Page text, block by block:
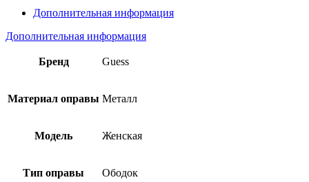
Дополнительная информация
Дополнительная информация
Бренд Guess
Материал оправы Металл
Модель Женская
Тип оправы Ободок